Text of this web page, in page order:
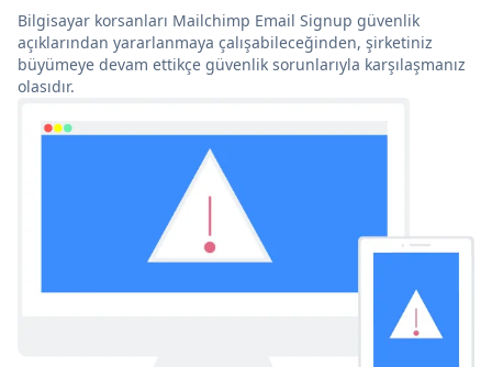
Bilgisayar korsanları Mailchimp Email Signup güvenlik
açıklarından yararlanmaya çalışabileceğinden, şirketiniz
büyümeye devam ettikçe güvenlik sorunlarıyla karşılaşmanız
olasıdır.